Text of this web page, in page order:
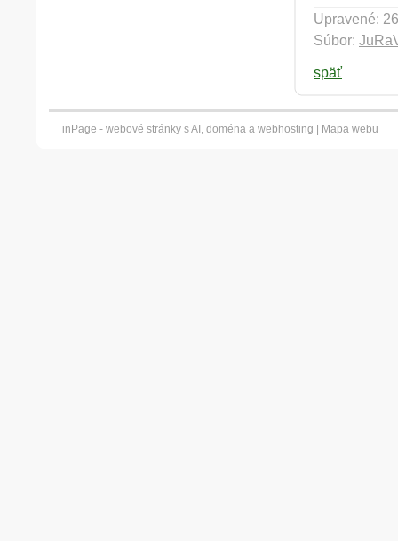
Upravené:
Súbor:
späť
inPage - webové stránky s AI, doména a webhosting Mapa webu